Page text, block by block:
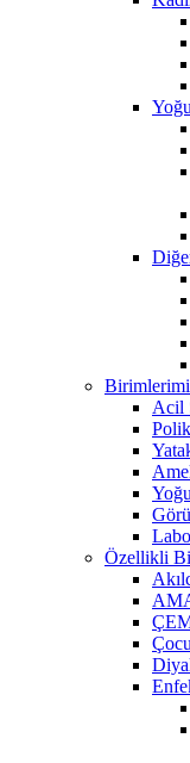
Acil
Özellikli